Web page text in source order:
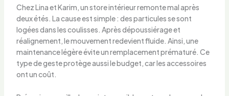
Chez Lina et Karim, un store intérieur remonte mal après
deux étés. La cause est simple : des particules se sont
logées dans les coulisses. Après dépoussiérage et
réalignement, le mouvement redevient fluide. Ainsi, une
maintenance légère évite un remplacement prématuré. Ce
type de geste protège aussi le budget, car les accessoires
ont un coût.